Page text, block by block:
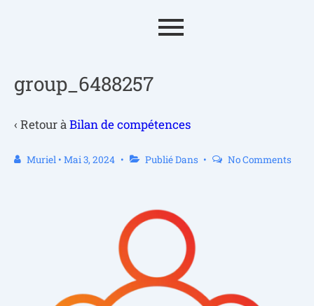
group_6488257
‹ Retour àBilan de compétences
Muriel • Mai 3, 2024 Publié Dans No Comments